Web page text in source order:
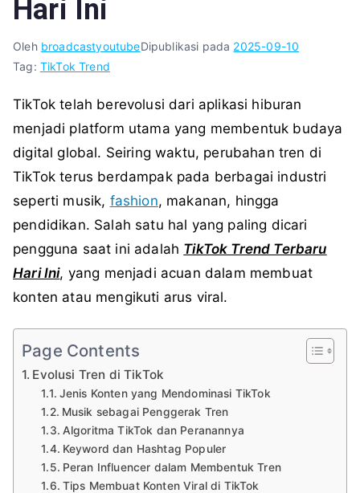
Hari Ini
Oleh broadcastyoutubeDipublikasi pada 2025-09-10
Tag: TikTok Trend
TikTok telah berevolusi dari aplikasi hiburan
menjadi platform utama yang membentuk budaya
digital global. Seiring waktu, perubahan tren di
TikTok terus berdampak pada berbagai industri
seperti musik, fashion, makanan, hingga
pendidikan. Salah satu hal yang paling dicari
pengguna saat ini adalah TikTok Trend Terbaru
Hari Ini, yang menjadi acuan dalam membuat
konten atau mengikuti arus viral.
Page Contents
Evolusi Tren di TikTok
Jenis Konten yang Mendominasi TikTok
Musik sebagai Penggerak Tren
Algoritma TikTok dan Peranannya
Keyword dan Hashtag Populer
Peran Influencer dalam Membentuk Tren
Tips Membuat Konten Viral di TikTok